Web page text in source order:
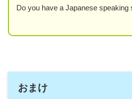
Do you have a Japanese speaking
おまけ